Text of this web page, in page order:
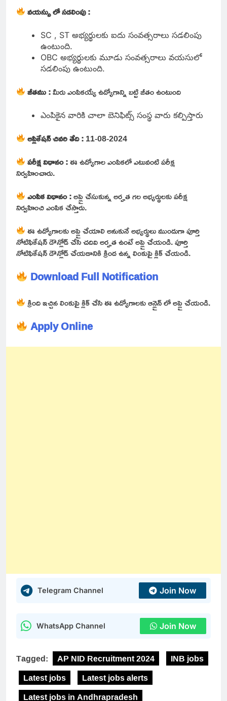
వయస్సు లో సడలింపు :
SC , ST అభ్యర్థులకు ఐదు సంవత్సరాలు సడలింపు
ఉంటుంది.
OBC అభ్యర్థులకు మూడు సంవత్సరాలు వయసులో
సడలింపు ఉంటుంది.
జీతము :మీరు ఎంపికయ్యే ఉద్యోగాన్ని బట్టి జీతం ఉంటుంది
ఎంపికైన వారికి చాలా బెనిఫిట్స్ సంస్థ వారు కల్పిస్తారు
అప్లికేషన్ చివరి తేది :11-08-2024
పరీక్ష విధానం :ఈ ఉద్యోగాల ఎంపికలో ఎటువంటి పరీక్ష
నిర్వహించారు.
ఎంపిక విధానం :అప్లై చేసుకున్న అర్హత గల అభ్యర్థులకు పరీక్ష
నిర్వహించి ఎంపిక చేస్తారు.
ఈ ఉద్యోగాలకు అప్లై చేయాలి అనుకునే అభ్యర్థులు ముందుగా పూర్తి
నోటిఫికేషన్ డౌన్లోడ్ చేసి చదివి అర్హత ఉంటే అప్లై చేయండి. పూర్తి
నోటిఫికేషన్ డౌన్లోడ్ చేయడానికి క్రింద ఉన్న లింకుపై క్లిక్ చేయండి.
Download Full Notification
క్రింది ఇచ్చిన లింకుపై క్లిక్ చేసి ఈ ఉద్యోగాలకు ఆన్లైన్ లో అప్లై చేయండి.
Apply Online
Telegram Channel Join Now
WhatsApp Channel Join Now
Tagged: AP NID Recruitment 2024
INB jobs
Latest jobs
Latest jobs alerts
Latest jobs in Andhrapradesh